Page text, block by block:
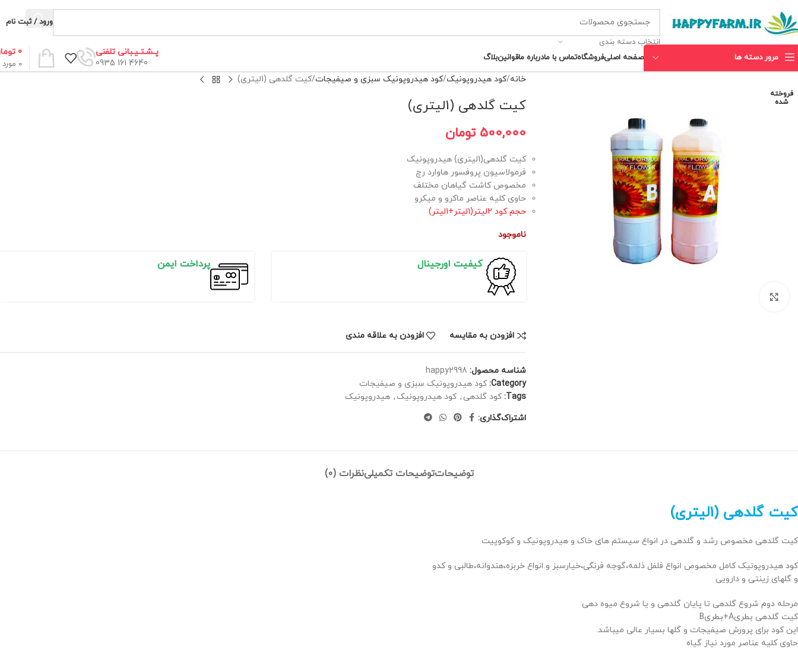
انتخاب دسته بندی
ورود / ثبت نام
مرور دسته ها صفحه اصلیفروشگاهتماس با مادرباره ماقوانینبلاگ
پـشـتـیـبانی تلفنی
4640 161 0935
0 مورد
0
فروخته
شده
خانه کود هیدروپونیک کود هیدروپونیک سبزی و صیفیجات کیت گلدهی (1لیتری)
کیت گلدهی (1لیتری)
500,000 تومان
کیت گلدهی(1لیتری) هیدروپونیک
فرمولاسیون پروفسور هاوارد رچ
مخصوص کاشت گیاهان مختلف
حاوی کلیه عناصر ماکرو و میکرو
حجم کود 2لیتر(1لیتر+1لیتر)
ناموجود
کیفیت اورجینال پرداخت ایمن
افزودن به مقایسه افزودن به علاقه مندی
شناسه محصول: happy2998
Category: کود هیدروپونیک سبزی و صیفیجات
Tags: کود گلدهی , کود هیدروپونیک , هیدروپونیک
اشتراک‌گذاری:
توضیحاتتوضیحات تکمیلینظرات (0)
کیت گلدهی (1لیتری)
کیت گلدهی مخصوص رشد و گلدهی در انواع سیستم های خاک و هیدروپونیک و کوکوپیت
کود هیدروپونیک کامل مخصوص انواع فلفل ذلمه،گوجه فرنگی،خیارسبز و انواع خربزه،هندوانه،طالبی و کدو
و گلهای زینتی و دارویی
مرحله دوم شروع گلدهی تا پایان گلدهی و یا شروع میوه دهی
کیت گلدهی بطریA+بطریB
این کود برای پرورش صیفیجات و گلها بسیار عالی میباشد.
حاوی کلیه عناصر مورد نیاز گیاه